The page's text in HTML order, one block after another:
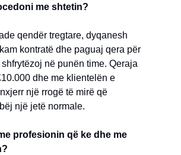
me shtetin?
qendër tregtare, dyqanesh
kontratë dhe paguaj qera për
në punën time. Qeraja
dhe me klientelën e
një rrogë të mirë që
një jetë normale.
profesionin që ke dhe me